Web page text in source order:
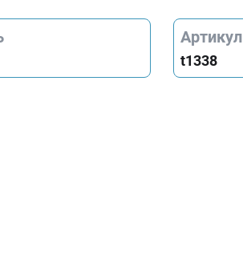
Артикул
t1338